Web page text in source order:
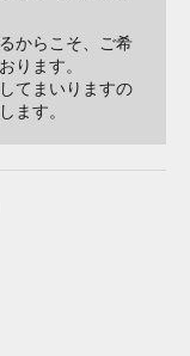
からこそ、ご希
ります。
てまいりますの
ます。
した独自焙煎へのこ